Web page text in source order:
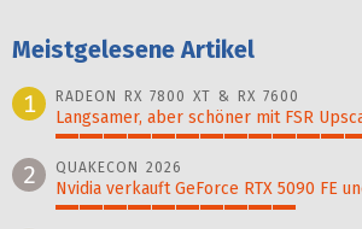
Meistgelesene Artikel
1
RADEON RX 7800 XT & RX 7600
Langsamer, aber schöner mit FSR
2 QUAKECON 2026
Nvidia verkauft GeForce RTX 5090 FE